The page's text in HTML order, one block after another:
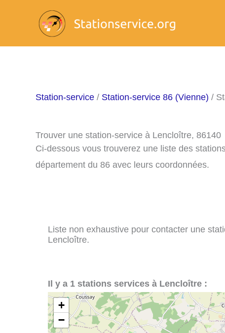
Station-service / Station-service 86 (Vienne) /
Trouver une station-service à Lencloître, 86140
Ci-dessous vous trouverez une liste des
département du 86 avec leurs coordonnées.
Liste non exhaustive pour contacter une
Lencloître.
Il y a 1 stations services à Lencloître :
+
−